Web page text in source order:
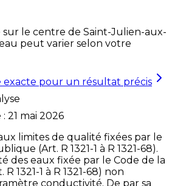
sur le centre de Saint-Julien-aux-
peut varier selon votre
exacte pour un résultat précis
: 21 mai 2026
limites de qualité fixées par le
(Art. R 1321-1 à R 1321-68).
des eaux fixée par le Code de la
1321-1 à R 1321-68) non
conductivité. De par sa